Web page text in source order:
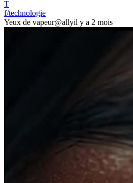
T
f/technologie
Yeux de vapeur@allyil y a 2 mois